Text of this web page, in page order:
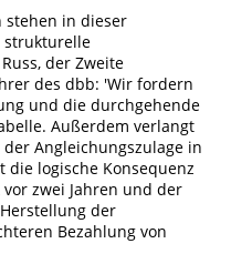
stehen in dieser
strukturelle
der Zweite
des dbb: 'Wir fordern
und die durchgehende
Außerdem verlangt
Angleichungszulage in
logische Konsequenz
zwei Jahren und der
der
Bezahlung von